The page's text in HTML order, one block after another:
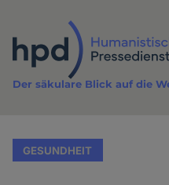
Inhalt
Der säkulare Blick auf die
GESUNDHEIT